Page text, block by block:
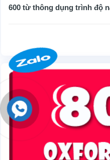
600 từ thông dụng trình độ